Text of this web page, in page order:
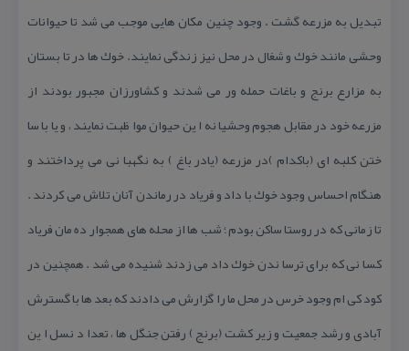
تبدیل به مزرعه گشت . وجود چنین مكان هایی موجب می شد تا حیوانات
وحشی مانند خوك و شغال در محل نیز زندگی نمایند. خوك ها در تا بستان
به مزارع برنج و باغات حمله ور می شدند و كشاورزان مجبور بودند از
مزرعه خود در مقابل هجوم وحشیا نه ا ین حیوان موا ظبت نمایند ، و یا با سا
ختن كلبه ای (باكدام )در مزرعه (یادر باغ ) به نگهبا نی می پرداختند و
هنگام احساس وجود خوك با داد و فریاد در رماندن آنان تلاش می كردند .
تا زمانی كه در روستا ساكن بودم ؛ شب ها از محله های همجوار ده مان فریاد
كسا نی كه برای ترسا ندن خوك داد می زدند شنیده می شد . همچنین در
كود كی ام وجود خرس در محل ما را گزارش می دادند كه بعد ها با گسترش
آبادی و رشد جمعیت و زیر كشت (برنج ) رفتن جنگل ها ، تعدا د نسل ا ین